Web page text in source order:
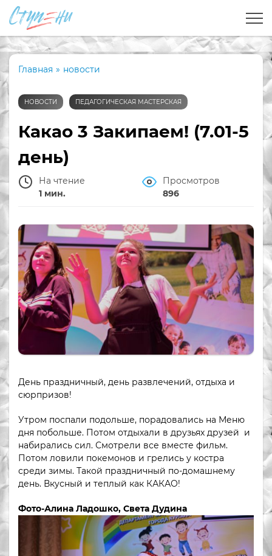
Главная » новости
НОВОСТИ ПЕДАГОГИЧЕСКАЯ МАСТЕРСКАЯ
Какао 3 Закипаем! (7.01-5
день)
На чтение
1 мин.
Просмотров
896
День праздничный, день развлечений, отдыха и
сюрпризов!
Утром поспали подольше, порадовались на Меню
дня побольше. Потом отдыхали в друзьях друзей и
набирались сил. Смотрели все вместе фильм.
Потом ловили покемонов и грелись у костра
среди зимы. Такой праздничный по-домашнему
день. Вкусный и теплый как КАКАО!
Фото-Алина Ладошко, Света Дудина